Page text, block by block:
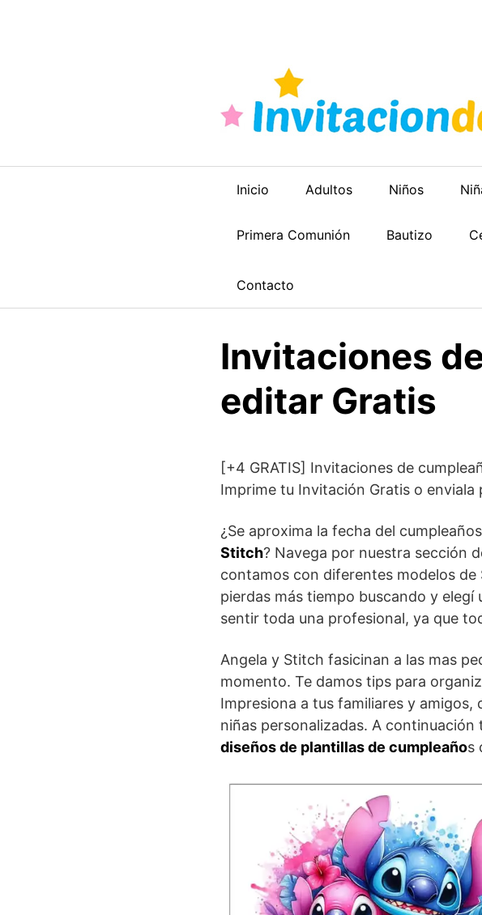
Inicio Adultos Niños
Primera Comunión Bautizo
Contacto
Invitaciones
editar Gratis
[+4 GRATIS] Invitaciones de
Imprime tu Invitación Gratis o enviala
¿Se aproxima la fecha del
Stitch? Navega por nuestra sección
contamos con diferentes modelos
pierdas más tiempo buscando y
sentir toda una profesional, ya que
Angela y Stitch fasicinan a las mas
momento. Te damos tips para
Impresiona a tus familiares y
niñas personalizadas. A
diseños de plantillas de cumpleaños